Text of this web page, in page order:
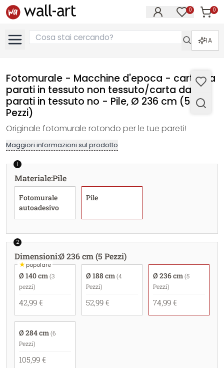
0 0
IA
Fotomurale - Macchine d'epoca - carta da
parati in tessuto non tessuto/carta da
parati in tessuto no - Pile, Ø 236 cm (5
Pezzi)
Originale fotomurale rotondo per le tue pareti!
Maggiori informazioni sul prodotto
1
Materiale:Pile
Fotomurale
autoadesivo
Pile
2
Dimensioni:Ø 236 cm (5 Pezzi)
★popolare
Ø 140 cm (3
pezzi)
42,99 €
Ø 188 cm (4
Pezzi)
52,99 €
Ø 236 cm (5
Pezzi)
74,99 €
Ø 284 cm (6
Pezzi)
105,99 €